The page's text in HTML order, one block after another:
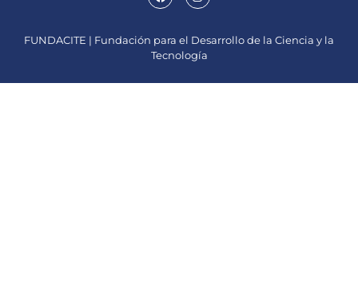
FUNDACITE | Fundación para el Desarrollo de la Ciencia y la
Tecnología